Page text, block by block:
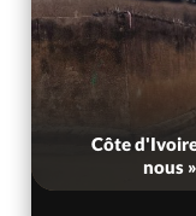
Côte
nous